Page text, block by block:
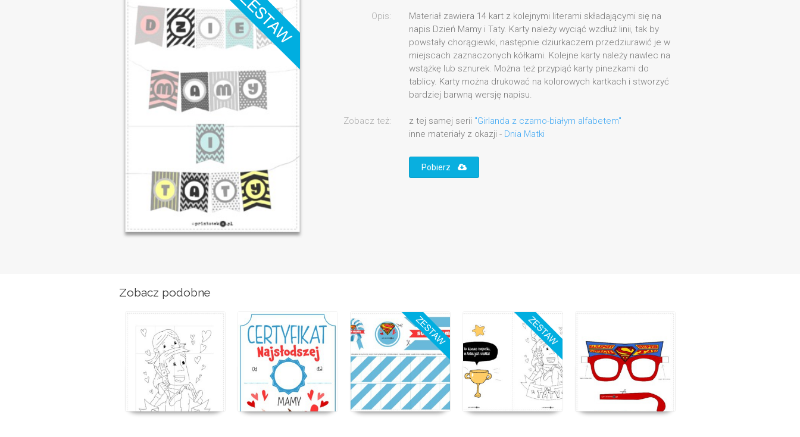
Opis:
Materiał zawiera 14 kart z kolejnymi literami składającymi się na
napis Dzień Mamy i Taty. Karty należy wyciąć wzdłuż linii, tak by
powstały chorągiewki, następnie dziurkaczem przedziurawić je w
miejscach zaznaczonych kółkami. Kolejne karty należy nawlec na
wstążkę lub sznurek. Można też przypiąć karty pinezkami do
tablicy. Karty można drukować na kolorowych kartkach i stworzyć
bardziej barwną wersję napisu.
Zobacz też: z tej samej serii "Girlanda z czarno-białym alfabetem"
inne materiały z okazji - Dnia Matki
Pobierz
Zobacz podobne